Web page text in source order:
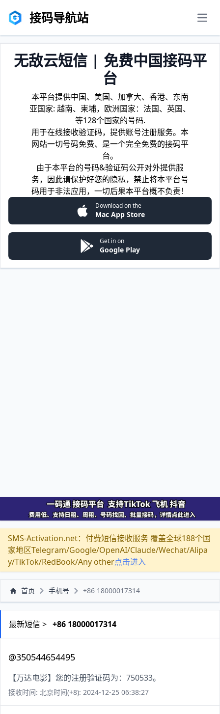
接码导航站
无敌云短信 | 免费中国接码平
台
本平台提供中国、美国、加拿大、香港、东南
亚国家: 越南、柬埔，欧洲国家：法国、英国、
等128个国家的号码.
用于在线接收验证码，提供账号注册服务。本
网站一切号码免费、是一个完全免费的接码平
台。
由于本平台的号码&验证码公开对外提供服
务，因此请保护好您的隐私，禁止将本平台号
码用于非法应用，一切后果本平台概不负责！
Download on the
Mac App Store
Get in on
Google Play
SMS-Activation.net：付费短信接收服务 覆盖全球188个国
家地区Telegram/Google/OpenAI/Claude/Wechat/Alipa
y/TikTok/RedBook/Any other点击进入
首页 手机号 +86 18000017314
最新短信 > +86 18000017314
@350544654495
【万达电影】您的注册验证码为：750533。
接收时间: 北京时间(+8): 2024-12-25 06:38:27